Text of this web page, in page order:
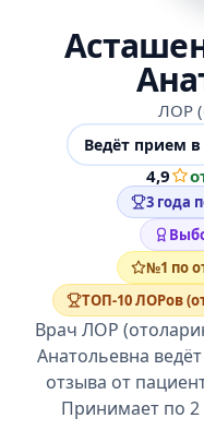
ЛОР
Ведёт прием в
4,9
3 года
№1 по
ТОП-10 ЛОРов
Врач ЛОР
Анатольевна
отзыва от
Принимает по 2